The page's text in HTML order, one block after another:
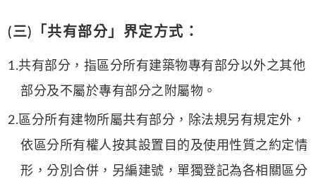
(三)「共有部分」界定方式：
1.共有部分，指區分所有建築物專有部分以外之其他
部分及不屬於專有部分之附屬物。
2.區分所有建物所屬共有部分，除法規另有規定外，
依區分所有權人按其設置目的及使用性質之約定情
形，分別合併，另編建號，單獨登記為各相關區分